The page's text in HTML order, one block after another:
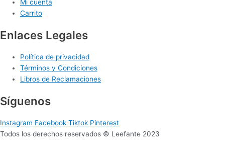
Mi cuenta
Carrito
Enlaces Legales
Política de privacidad
Términos y Condiciones
Libros de Reclamaciones
Síguenos
Instagram Facebook Tiktok Pinterest
Todos los derechos reservados © Leefante 2023